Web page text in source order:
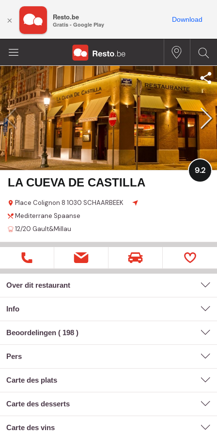
LA CUEVA DE CASTILLA
Place Colignon 8 1030 SCHAARBEEK
9.2
Mediterrane Spaanse
12/20 Gault&Millau
Over dit restaurant
Info
Beoordelingen ( 198 )
pers
carte des plats
carte des desserts
carte des vins
× Resto.be
Gratis - Google Play
Download